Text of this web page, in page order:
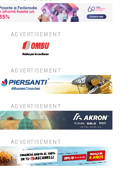
ADVERTISEMENT
ADVERTISEMENT
ADVERTISEMENT
ADVERTISEMENT